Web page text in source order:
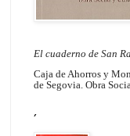
El cuaderno de San
Caja de Ahorros y
de Segovia. Obra
´